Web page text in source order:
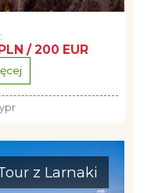
/ 200 EUR
z Larnaki